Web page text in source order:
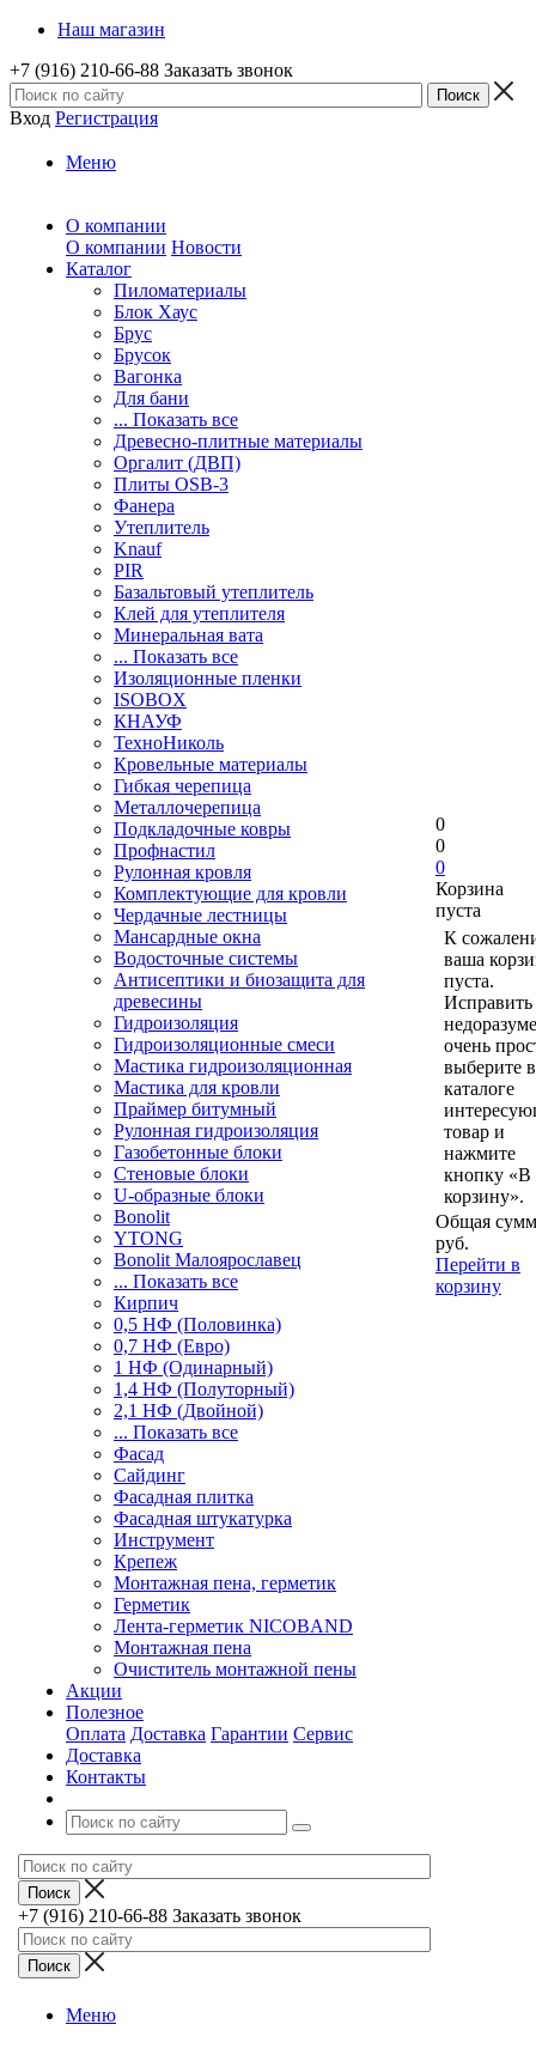
Наш магазин
+7 (916) 210-66-88 Заказать звонок
Вход Регистрация
Меню
О компании
О компании Новости
Каталог
Пиломатериалы
Блок Хаус
Брус
Брусок
Вагонка
Для бани
... Показать все
Древесно-плитные материалы
Оргалит (ДВП)
Плиты OSB-3
Фанера
Утеплитель
Knauf
PIR
Базальтовый утеплитель
Клей для утеплителя
Минеральная вата
... Показать все
Изоляционные пленки
ISOBOX
КНАУФ
ТехноНиколь
Кровельные материалы
Гибкая черепица
Металлочерепица
Подкладочные ковры
Профнастил
Рулонная кровля
Комплектующие для кровли
Чердачные лестницы
Мансардные окна
Водосточные системы
Антисептики и биозащита для
древесины
Гидроизоляция
Гидроизоляционные смеси
Мастика гидроизоляционная
Мастика для кровли
Праймер битумный
Рулонная гидроизоляция
Газобетонные блоки
Стеновые блоки
U-образные блоки
Bonolit
YTONG
Bonolit Малоярославец
... Показать все
Кирпич
0,5 НФ (Половинка)
0,7 НФ (Евро)
1 НФ (Одинарный)
1,4 НФ (Полуторный)
2,1 НФ (Двойной)
... Показать все
Фасад
Сайдинг
Фасадная плитка
Фасадная штукатурка
Инструмент
Крепеж
Монтажная пена, герметик
Герметик
Лента-герметик NICOBAND
Монтажная пена
Очиститель монтажной пены
Акции
Полезное
Оплата Доставка Гарантии Сервис
Доставка
Контакты
+7 (916) 210-66-88 Заказать звонок
0
0
0
Корзина
пуста
К
ваша
пуста.
Исправить
очень
выберите в
каталоге
товар и
нажмите
кнопку «В
корзину».
Общая
руб.
Перейти в
корзину
Меню